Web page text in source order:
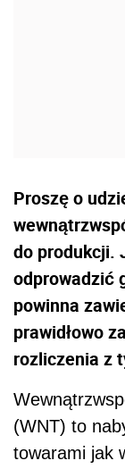
Proszę o
do produkcji.
odprowadzić
powinna
prawidłowo
rozliczenia z
(WNT) to
towarami jak